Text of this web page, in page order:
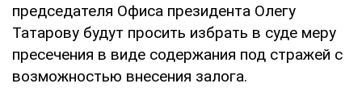
председателя Офиса президента Олегу
Татарову будут просить избрать в суде меру
пресечения в виде содержания под стражей с
возможностью внесения залога.